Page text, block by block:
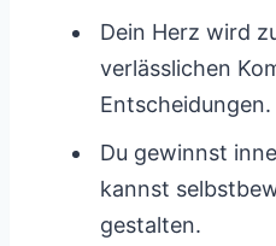
Dein Herz wird
verlässlichen
Entscheidungen.
Du gewinnst
kannst
gestalten.